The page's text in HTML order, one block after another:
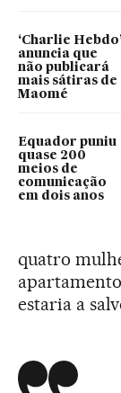
‘Charlie
anuncia que
não publicará
mais sátiras de
Maomé
Equador puniu
quase 200
meios de
comunicação
em dois anos
quatro
estaria a